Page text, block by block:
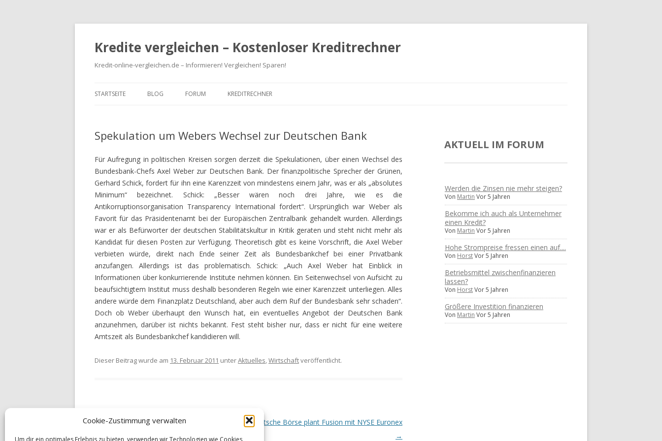
Cookie-Zustimmung verwalten
Um dir ein optimales Erlebnis zu bieten, verwenden wir Technologien wie Cookies,
Kredite vergleichen – Kostenloser Kreditrechner
Kredit-online-vergleichen.de – Informieren! Vergleichen! Sparen!
STARTSEITE BLOG FORUM KREDITRECHNER
Spekulation um Webers Wechsel zur Deutschen Bank
Für Aufregung in politischen Kreisen sorgen derzeit die Spekulationen, über einen Wechsel des
Bundesbank-Chefs Axel Weber zur Deutschen Bank. Der finanzpolitische Sprecher der Grünen,
Gerhard Schick, fordert für ihn eine Karenzzeit von mindestens einem Jahr, was er als „absolutes
Minimum“ bezeichnet. Schick: „Besser wären noch drei Jahre, wie es die
Antikorruptionsorganisation Transparency International fordert“. Ursprünglich war Weber als
Favorit für das Präsidentenamt bei der Europäischen Zentralbank gehandelt wurden. Allerdings
war er als Befürworter der deutschen Stabilitätskultur in Kritik geraten und steht nicht mehr als
Kandidat für diesen Posten zur Verfügung. Theoretisch gibt es keine Vorschrift, die Axel Weber
verbieten würde, direkt nach Ende seiner Zeit als Bundesbankchef bei einer Privatbank
anzufangen. Allerdings ist das problematisch. Schick: „Auch Axel Weber hat Einblick in
Informationen über konkurrierende Institute nehmen können. Ein Seitenwechsel von Aufsicht zu
beaufsichtigtem Institut muss deshalb besonderen Regeln wie einer Karenzzeit unterliegen. Alles
andere würde dem Finanzplatz Deutschland, aber auch dem Ruf der Bundesbank sehr schaden“.
Doch ob Weber überhaupt den Wunsch hat, ein eventuelles Angebot der Deutschen Bank
anzunehmen, darüber ist nichts bekannt. Fest steht bisher nur, dass er nicht für eine weitere
Amtszeit als Bundesbankchef kandidieren will.
Dieser Beitrag wurde am 13. Februar 2011 unterAktuelles,Wirtschaftveröffentlicht.
Beitrags-
Navigation
←Inflationsrate im Januar bei 2 Prozent
Deutsche Börse plant Fusion mit NYSE Euronex
→
AKTUELL IM FORUM
Werden die Zinsen nie mehr steigen?
Von Martin Vor 5 Jahren
Bekomme ich auch als Unternehmer
einen Kredit?
Von Martin Vor 5 Jahren
Hohe Strompreise fressen einen auf....
Von HorstVor 5 Jahren
Betriebsmittel zwischenfinanzieren
lassen?
Von HorstVor 5 Jahren
Größere Investition finanzieren
Von Martin Vor 5 Jahren